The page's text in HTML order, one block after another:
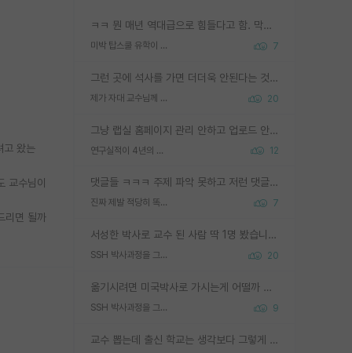
ㅋㅋ 뭔 매년 역대급으로 힘들다고 함. 막상 보면 별로 변한건 없음.
미박 탑스쿨 유학이 빡세진 이유 7
그런 곳에 석사를 가면 더더욱 안된다는 것을 깨달으시면 된겁니다!
제가 자대 교수님께 무례하게 행동한 걸까요? 20
그냥 랩실 홈페이지 관리 안하고 업로드 안한거 아님?
연구실적이 4년의 공백이 있는거 어떻게 생각하냐 12
댓글들 ㅋㅋㅋ 주제 파악 못하고 저런 댓글들을 쓰네. 조직에 인간이 얼마나 중요한데 걱정될 수도 있지 ㅋㅋ 본인들은 퍽이나 잘하나봐 ? 현실은 남들한테 욕 안 먹는 1인분만 하는 것도 힘들텐데 ?
진짜 제발 적당히 똑똑한 박사과정이라도 위에 있었으면.. 7
서성한 박사로 교수 된 사람 딱 1명 봤습니다. 근데 지방대 박사로 교수된 거는 기적이 일어나야되요. 서성한 학부부터여도 빡센게 교수임용일텐데 지방대박사로 무슨 교수가 되나요...... 중소기업/중견기업 팀장급/연구소장급이나 될거 같네요.
SSH 박사과정을 그만두고 지방대 박사로 옮기면 교수의 꿈은 끝일까요? 20
옮기시려면 미국박사로 가시는게 어떨까 싶네요. 교수가 꿈이면 미국박사 하고 미국교수 까지 같이 노리시는게 기회가 많지 않을까요?
SSH 박사과정을 그만두고 지방대 박사로 옮기면 교수의 꿈은 끝일까요? 9
교수 뽑는데 출신 학교는 생각보다 그렇게 안 봄. 앞으로는 더 안 보게 될거임. 박사는 어디서 진행해도 됨. 단, 제대로 쌓고 좋은 실적 만들 수 있다면. 그런데 지방대는 그럴 가능성이 지극히 낮음. 나만 열심히 잘 하면 된다? 인간은 주변 환경에 지배되는 나약한 존재임. 주변의 지방대 대학원생과 섞이고 지방 특유의 여유로움 또는 나쁘게 얘기해서 나태함에 젖어 살다보면 교수의 꿈 자체를 잊어버리게 될 가능성도 있음. 주변 환경이 70~80%임.
고 왔는
교수님이
리면 될까